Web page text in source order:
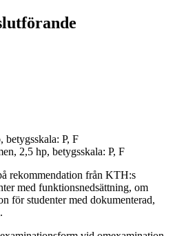
P, F
2,5 hp, betygsskala: P, F
rekommendation från KTH:s
med funktionsnedsättning, om
för studenter med dokumenterad,